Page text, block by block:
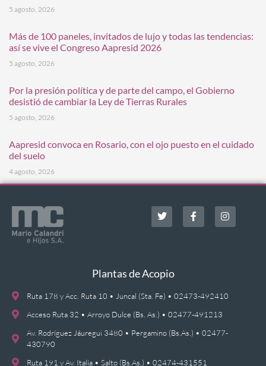
5 agosto, 2026
Más de 100 paneles, invitados de lujo y todas las tendencias:
así se vive el Congreso Aapresid 2026
5 agosto, 2026
Por la presión política y de parte del campo, el Gobierno
desistió de cambiar la Ley de Tierras Rurales
5 agosto, 2026
Aapresid convoca en Rosario, con el ojo puesto en el cuidado
del suelo
4 agosto, 2026
Plantas de Acopio
Ruta 178 y Acc. Ruta 10 • Juncal (Sta. Fe) • 02473-492410
Acceso Ruta 32 • Arroyo Dulce (Bs. As.) • 02477-491213
Av. Rodríguez Jáuregui 3480 • Pergamino (Bs.As.) • 02477-
430790
Ruta 191 y Av. Italia • Salto (Bs.As.) • 02474-431551